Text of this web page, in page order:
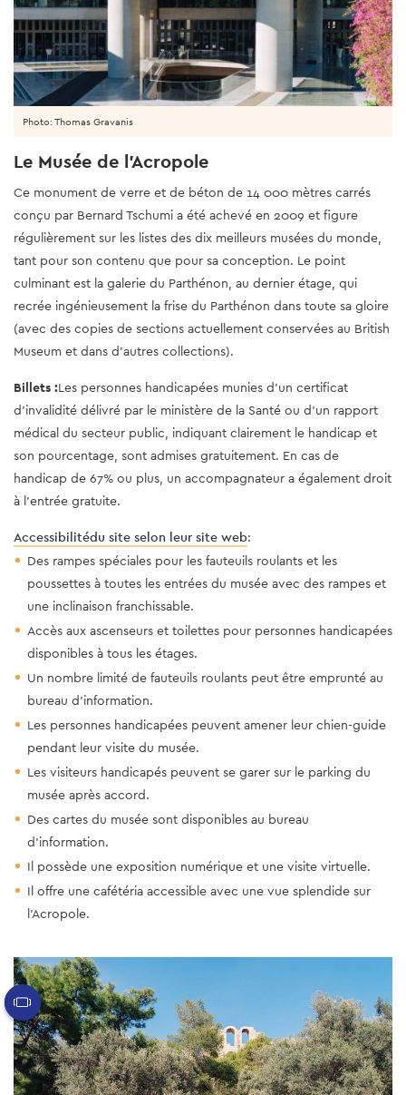
Photo: Thomas Gravanis
Le Musée de l'Acropole
Ce monument de verre et de béton de 14 000 mètres carrés
conçu par Bernard Tschumi a été achevé en 2009 et figure
régulièrement sur les listes des dix meilleurs musées du monde,
tant pour son contenu que pour sa conception. Le point
culminant est la galerie du Parthénon, au dernier étage, qui
recrée ingénieusement la frise du Parthénon dans toute sa gloire
(avec des copies de sections actuellement conservées au British
Museum et dans d'autres collections).
Billets :Les personnes handicapées munies d'un certificat
d'invalidité délivré par le ministère de la Santé ou d'un rapport
médical du secteur public, indiquant clairement le handicap et
son pourcentage, sont admises gratuitement. En cas de
handicap de 67% ou plus, un accompagnateur a également droit
à l'entrée gratuite.
Accessibilitédu site selon leur site web:
Des rampes spéciales pour les fauteuils roulants et les
poussettes à toutes les entrées du musée avec des rampes et
une inclinaison franchissable.
Accès aux ascenseurs et toilettes pour personnes handicapées
disponibles à tous les étages.
Un nombre limité de fauteuils roulants peut être emprunté au
bureau d'information.
Les personnes handicapées peuvent amener leur chien-guide
pendant leur visite du musée.
Les visiteurs handicapés peuvent se garer sur le parking du
musée après accord.
Des cartes du musée sont disponibles au bureau
d'information.
Il possède une exposition numérique et une visite virtuelle.
Il offre une cafétéria accessible avec une vue splendide sur
l'Acropole.